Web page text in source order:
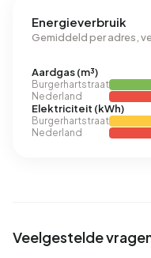
Energieverbruik
Gemiddeld per adres,
Aardgas (m³)
Burgerhartstraat
Nederland
Elektriciteit (kWh)
Burgerhartstraat
Nederland
Veelgestelde